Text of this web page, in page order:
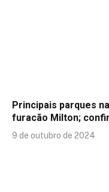
Principais parques
furacão Milton;
9 de outubro de 2024